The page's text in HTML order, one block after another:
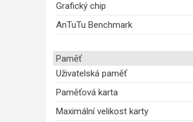
Grafický chip
AnTuTu Benchmark
Paměť
Uživatelská paměť
Paměťová karta
Maximální velikost karty